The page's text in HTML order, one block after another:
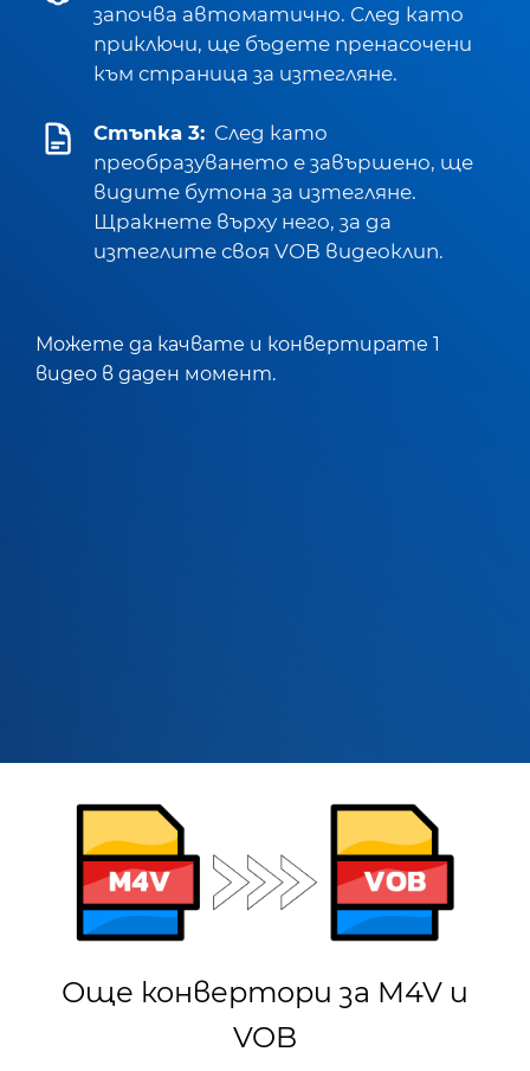
започва автоматично. След като
приключи, ще бъдете пренасочени
към страница за изтегляне.
Стъпка 3: След като
преобразуването е завършено, ще
видите бутона за изтегляне.
Щракнете върху него, за да
изтеглите своя VOB видеоклип.
Можете да качвате и конвертирате 1
видео в даден момент.
Още конвертори за M4V и
VOB